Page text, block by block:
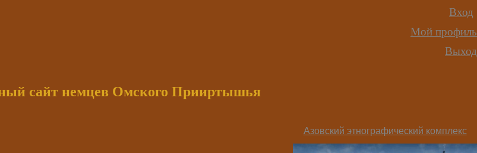
Вход
Мой профиль
Выход
сайт немцев Омского Прииртышья
Азовский этнографический комплекс